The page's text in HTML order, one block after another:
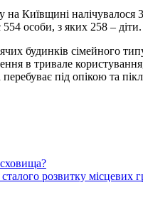
Київщині налічувалося
особи, з яких 258 – діти.
будинків сімейного
в тривале
під опікою та
розвитку місцевих